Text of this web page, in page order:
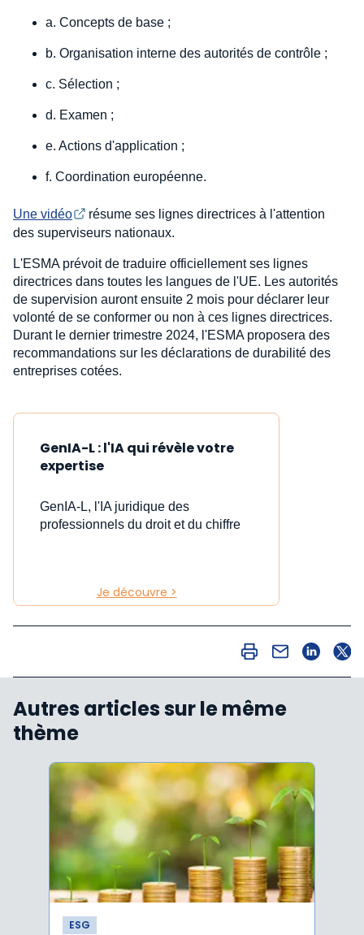
a. Concepts de base ;
b. Organisation interne des autorités de contrôle ;
c. Sélection ;
d. Examen ;
e. Actions d'application ;
f. Coordination européenne.
Une vidéo
résume ses lignes directrices à l'attention
des superviseurs nationaux.
L'ESMA prévoit de traduire officiellement ses lignes
directrices dans toutes les langues de l'UE. Les autorités
de supervision auront ensuite 2 mois pour déclarer leur
volonté de se conformer ou non à ces lignes directrices.
Durant le dernier trimestre 2024, l'ESMA proposera des
recommandations sur les déclarations de durabilité des
entreprises cotées.
GenIA-L : l'IA qui révèle votre
expertise
GenIA-L, l'IA juridique des
professionnels du droit et du chiffre
Je découvre >
Autres articles sur le même
thème
ESG